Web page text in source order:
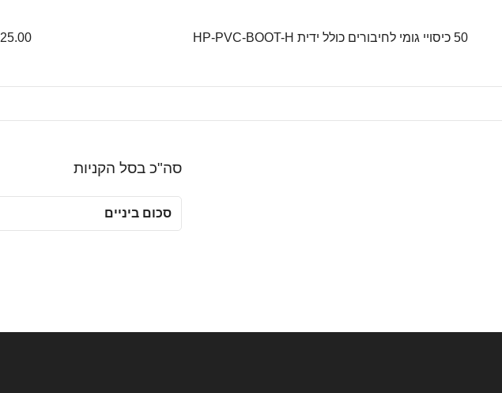
50 כיסויי גומי לחיבורים כולל ידית HP-PVC-BOOT-H 25.00
סה"כ בסל הקניות
סכום ביניים